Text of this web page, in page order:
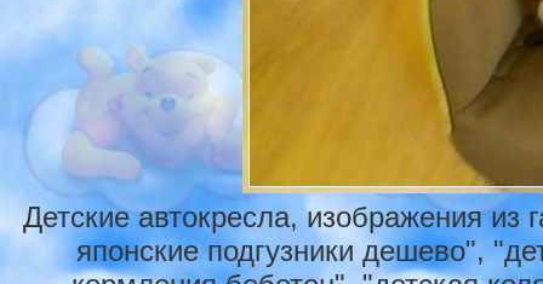
Детские автокресла, изображения
японские подгузники дешево",